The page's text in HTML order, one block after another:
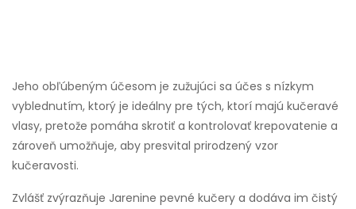
Jeho obľúbeným účesom je zužujúci sa účes s nízkym
vyblednutím, ktorý je ideálny pre tých, ktorí majú kučeravé
vlasy, pretože pomáha skrotiť a kontrolovať krepovatenie a
zároveň umožňuje, aby presvital prirodzený vzor
kučeravosti.
Zvlášť zvýrazňuje Jarenine pevné kučery a dodáva im čistý